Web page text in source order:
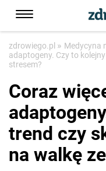
zdrowiego.pl » Medycyna
adaptogeny. Czy to
stresem?
Coraz
trend czy
na walkę